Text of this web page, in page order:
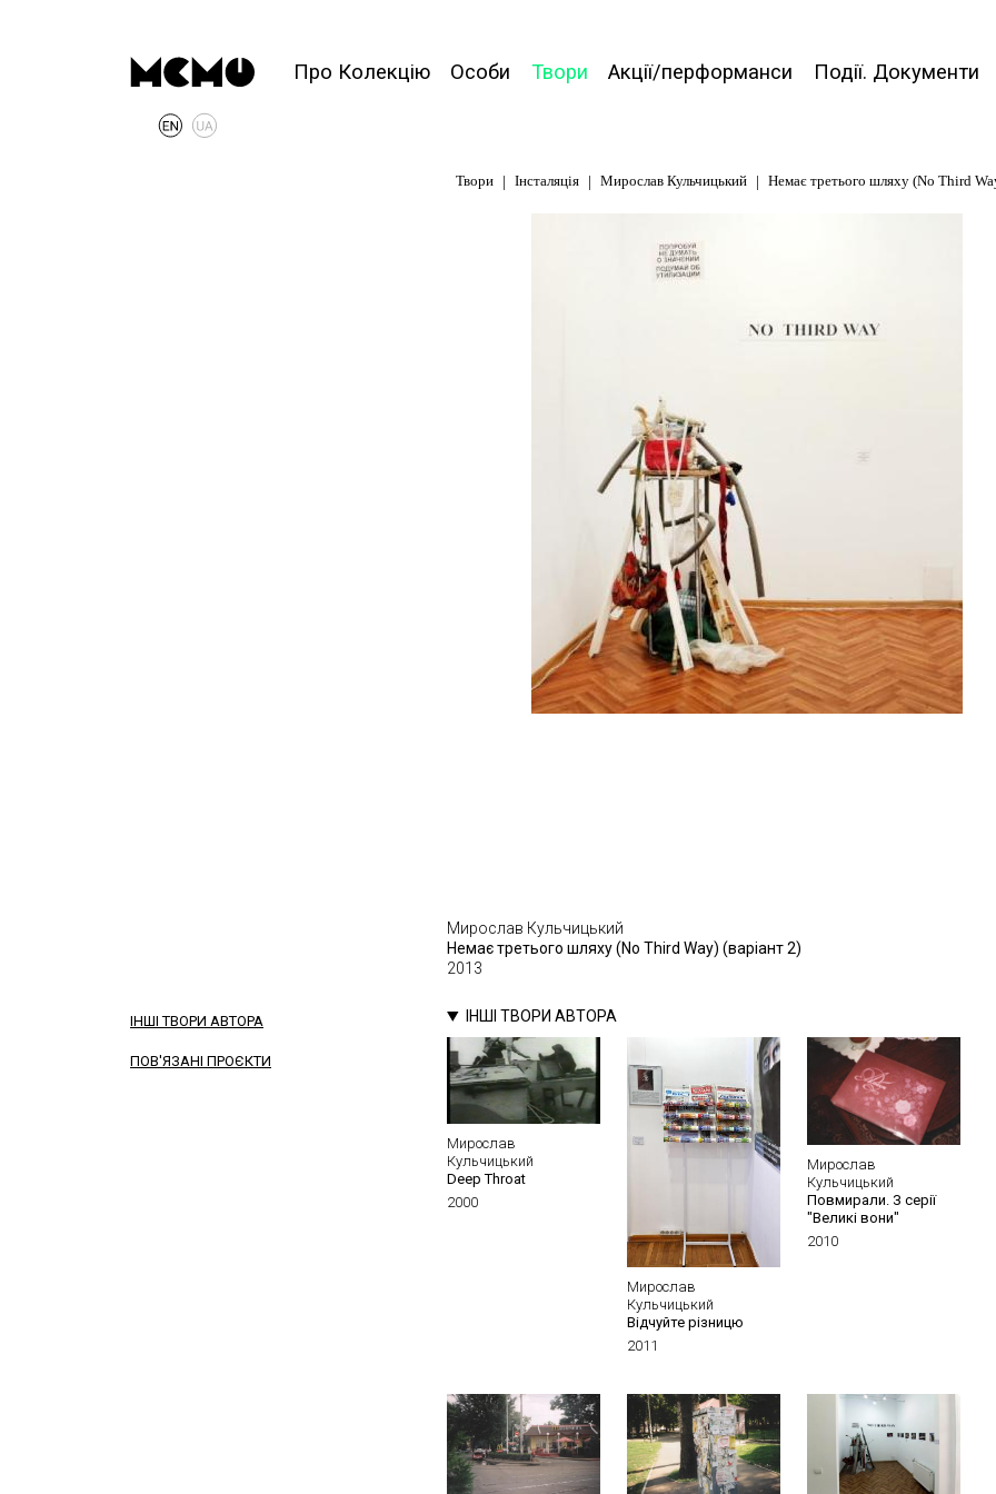
Про Колекцію Особи Твори Акції/перформанси Події. Документи
Твори Інсталяція Мирослав Кульчицький Немає третього шляху (No Third
ІНШІ ТВОРИ АВТОРА
ПОВ'ЯЗАНІ ПРОЄКТИ
Мирослав Кульчицький
Немає третього шляху (No Third Way) (варіант 2)
2013
ІНШІ ТВОРИ АВТОРА
Мирослав
Кульчицький
Deep Throat
2000
Мирослав
Кульчицький
Відчуйте різницю
2011
Мирослав
Кульчицький
Повмирали. З серії
"Великі вони"
2010